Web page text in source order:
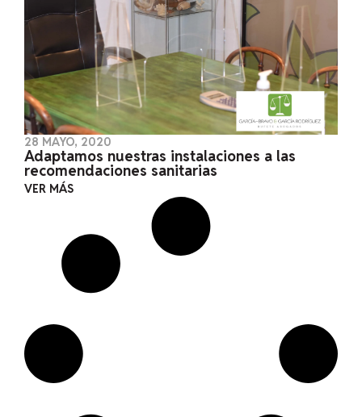
28 MAYO, 2020
Adaptamos nuestras instalaciones a las
recomendaciones sanitarias
VER MÁS